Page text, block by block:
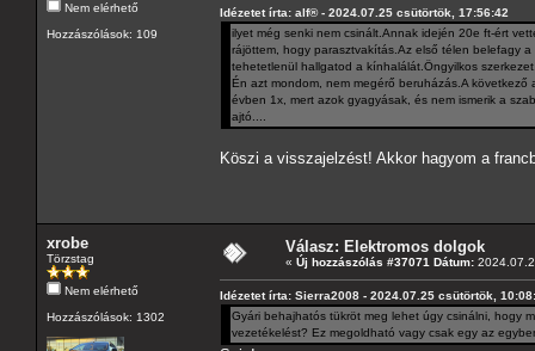
Nem elérhető
Hozzászólások: 109
Idézetet írta: alf® - 2024.07.25 csütörtök, 17:56:42
ilyet még senki nem csinált.Annak idején 20e ft-ért
rájöttem, hogy parasztvakítás.Az első télen belefagy
tehetetlenül hallgatod a kínhalálát.Öngyilkos
Én azt mondom, nem megérő beruházás.A
évben 1x, mert azok gyagyásak, és nem ismerik a
ajtó....
Köszi a visszajelzést! Akkor hagyom a
xrobe
Törzstag
Nem elérhető
Hozzászólások: 1302
Válasz: Elektromos dolgok
« Új hozzászólás #37071 Dátum:
Idézetet írta: Sierra2008 - 2024.07.25 csütörtök,
Gyári behajhatós tükröt meg lehet úgy csinálni, hogy
vezetékelést? Ez megoldható vagy csak egy az